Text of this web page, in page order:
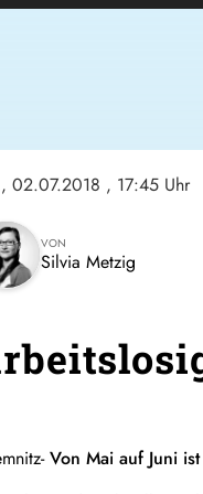
02.07.2018 , 17:45 Uhr
VON
Silvia Metzig
Von Mai auf Juni